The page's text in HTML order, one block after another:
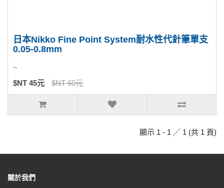
日本Nikko Fine Point System耐水性代針筆單支
0.05-0.8mm
..
$NT 45元 $NT 60元
顯示 1 - 1 ╱ 1 (共 1 頁)
關於我們